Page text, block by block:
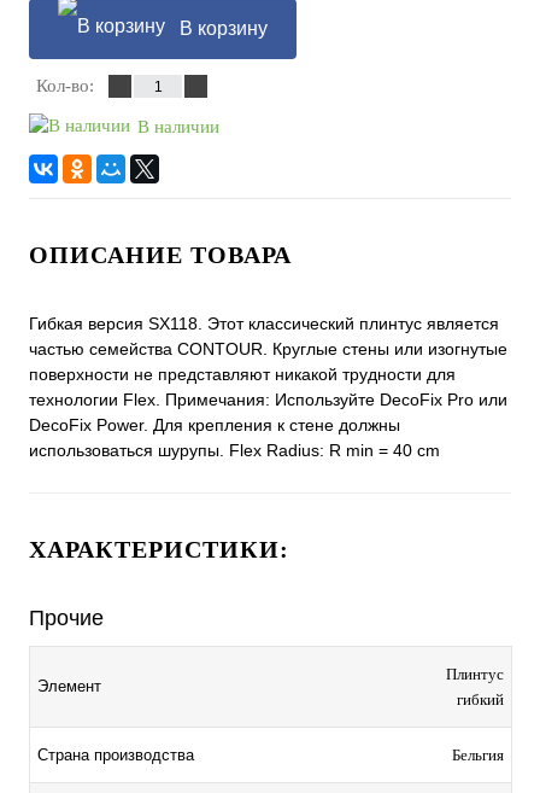
В корзину
Кол-во:
В наличии
ОПИСАНИЕ ТОВАРА
Гибкая версия SX118. Этот классический плинтус является
частью семейства CONTOUR. Круглые стены или изогнутые
поверхности не представляют никакой трудности для
технологии Flex. Примечания: Используйте DecoFix Pro или
DecoFix Power. Для крепления к стене должны
использоваться шурупы. Flex Radius: R min = 40 cm
ХАРАКТЕРИСТИКИ:
Прочие
Элемент
Плинтус
гибкий
Страна производства Бельгия